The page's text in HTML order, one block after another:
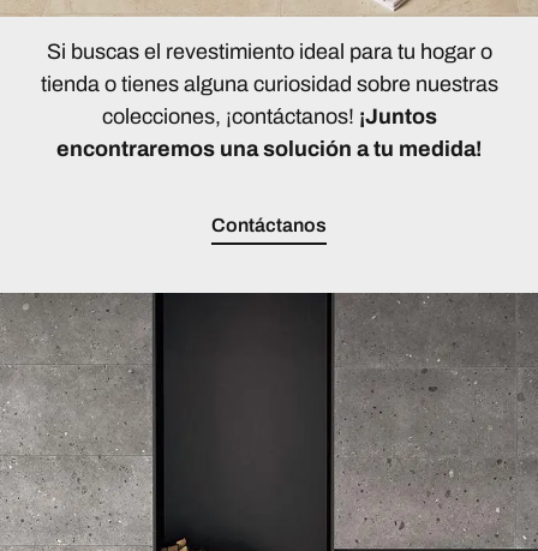
Si buscas el revestimiento ideal para tu hogar o
tienda o tienes alguna curiosidad sobre nuestras
colecciones, ¡contáctanos! ¡Juntos
encontraremos una solución a tu medida!
Contáctanos